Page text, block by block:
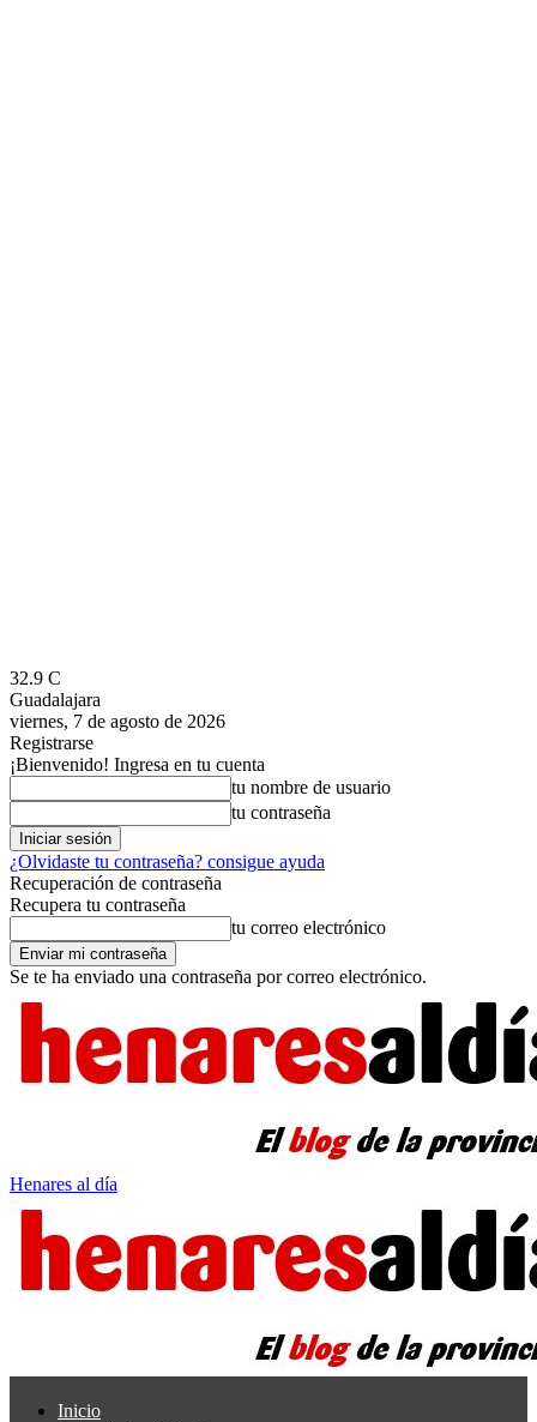
32.9 C
Guadalajara
viernes, 7 de agosto de 2026
Registrarse
¡Bienvenido! Ingresa en tu cuenta
tu nombre de usuario
tu contraseña
¿Olvidaste tu contraseña? consigue ayuda
Recuperación de contraseña
Recupera tu contraseña
tu correo electrónico
Se te ha enviado una contraseña por correo electrónico.
Henares al día
Inicio